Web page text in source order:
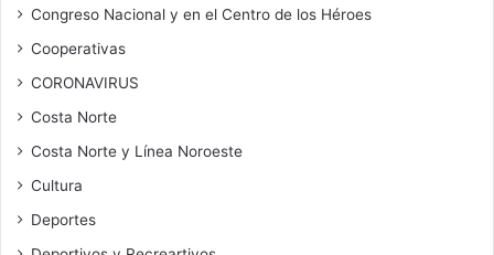
Congreso Nacional y en el Centro de los Héroes
Cooperativas
CORONAVIRUS
Costa Norte
Costa Norte y Línea Noroeste
Cultura
Deportes